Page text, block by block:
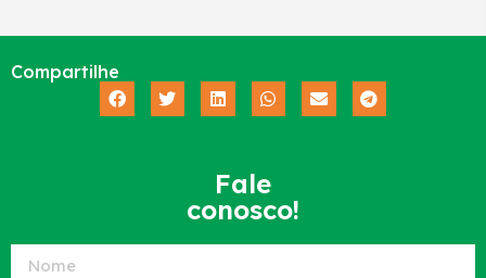
Compartilhe
Fale
conosco!